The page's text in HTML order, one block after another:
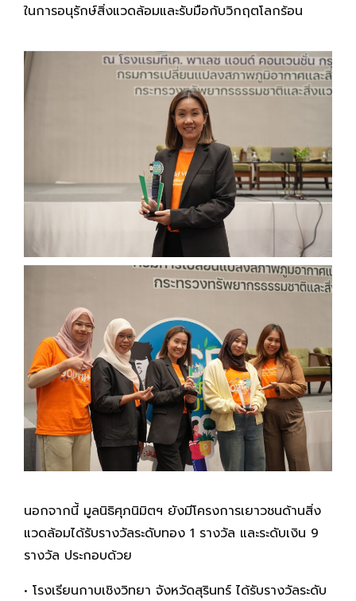
ในการอนุรักษ์สิ่งแวดล้อมและรับมือกับวิกฤตโลกร้อน
นอกจากนี้ มูลนิธิศุภนิมิตฯ ยังมีโครงการเยาวชนด้านสิ่ง
แวดล้อมได้รับรางวัลระดับทอง 1 รางวัล และระดับเงิน 9
รางวัล ประกอบด้วย
• โรงเรียนกาบเชิงวิทยา จังหวัดสุรินทร์ ได้รับรางวัลระดับ